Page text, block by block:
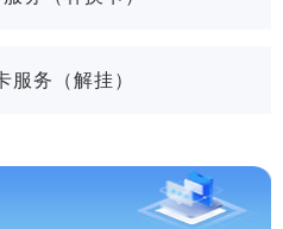
服务（解挂）